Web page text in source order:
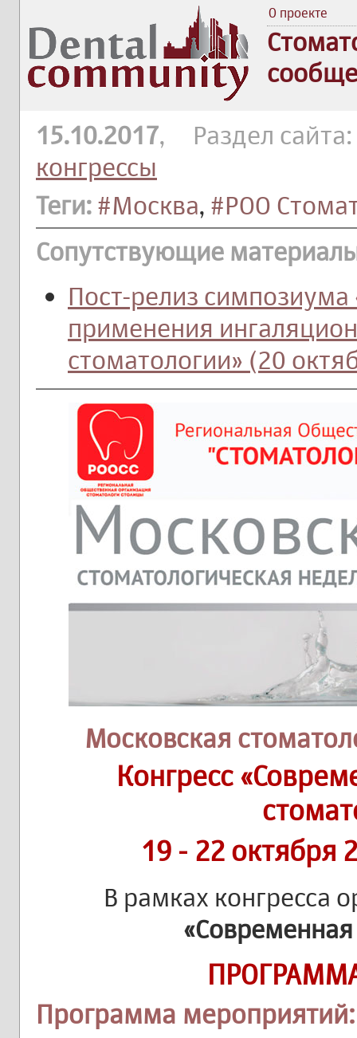
О проекте
15.10.2017, Раздел сайта:
конгрессы
Теги: #Москва, #РОО
Сопутствующие
Пост-релиз
применения
стоматологии» (20
Московская
Конгресс
19 - 22 октября
В рамках конгресса
Программа мероприятий: